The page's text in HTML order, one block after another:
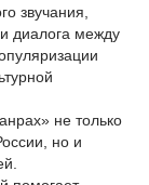
звучания,
диалога между
не только
но и